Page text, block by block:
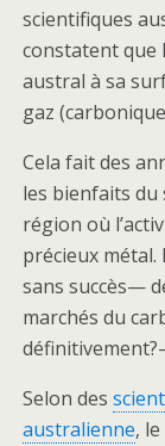
scientifiques
constatent que
austral à sa
gaz
Cela fait des
les bienfaits du
région où
précieux
sans succès—
marchés du
Selon des
australienne,